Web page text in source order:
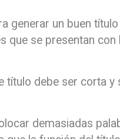
generar un buen
que se presentan con
título debe ser corta y
demasiadas